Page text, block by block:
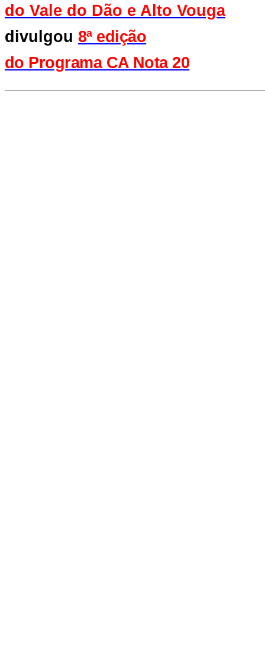
do Vale do Dão e Alto Vouga
divulgou 8ª edição
do Programa CA Nota 20